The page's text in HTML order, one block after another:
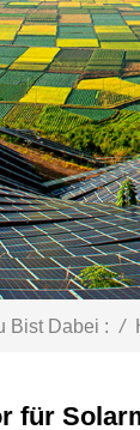
Bist Dabei : /
für